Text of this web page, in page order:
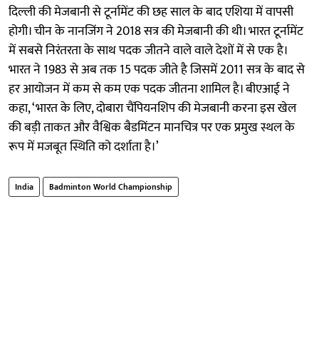
दिल्ली की मेजबानी से टूर्नामेंट की छह साल के बाद एशिया में वापसी
होगी। चीन के नानजिंग ने 2018 सत्र की मेजबानी की थी। भारत टूर्नामेंट
में सबसे निरंतरता के साथ पदक जीतने वाले वाले देशों में से एक है।
भारत ने 1983 से अब तक 15 पदक जीते है जिसमें 2011 सत्र के बाद से
हर आयोजन में कम से कम एक पदक जीतना शामिल है। बीएआई ने
कहा, ‘भारत के लिए, दोबारा चैंपियनशिप की मेजबानी करना इस खेल
की बड़ी ताकत और वैश्विक बैडमिंटन मानचित्र पर एक प्रमुख स्थल के
रूप में मजबूत स्थिति को दर्शाता है।’
India Badminton World Championship